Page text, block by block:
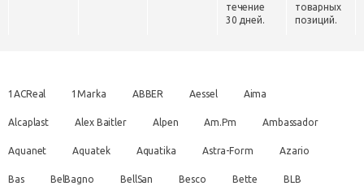
течение
30 дней.
товарных
позиций.
1ACReal 1Marka ABBER Aessel Aima
Alcaplast Alex Baitler Alpen Am.Pm Ambassador
Aquanet Aquatek Aquatika Astra-Form Azario
Bas BelBagno BellSan Besco Bette BLB